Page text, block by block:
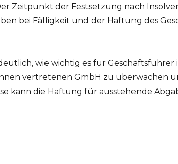
Zeitpunkt der Festsetzung nach
bei Fälligkeit und der Haftung des
wie wichtig es für
vertretenen GmbH zu überwachen
kann die Haftung für ausstehende